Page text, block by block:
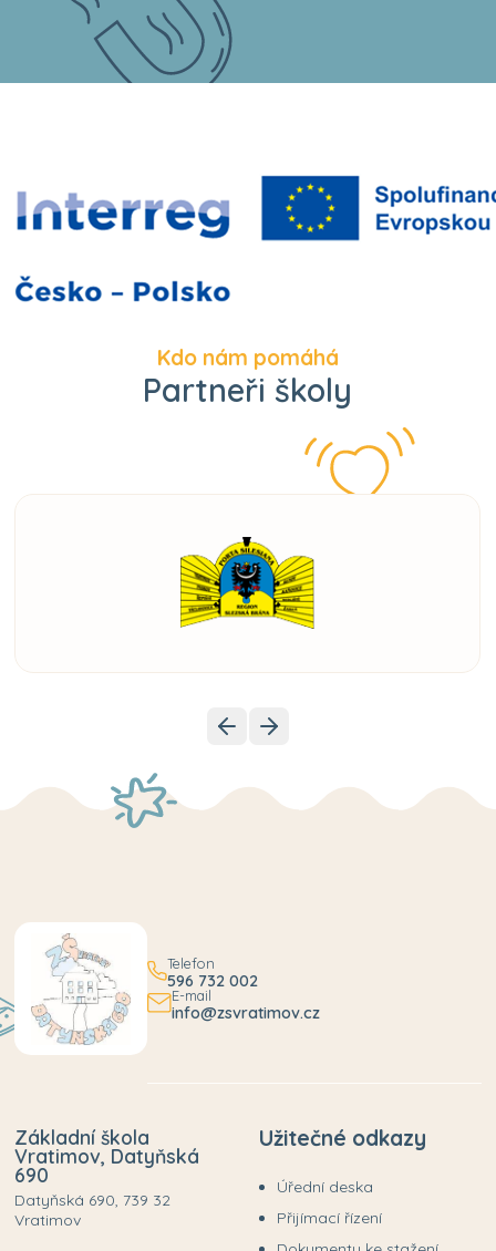
Kdo nám pomáhá
Partneři školy
Telefon
596 732 002
E-mail
info@zsvratimov.cz
Základní škola
Vratimov, Datyňská
690
Datyňská 690, 739 32
Vratimov
Užitečné odkazy
Úřední deska
Přijímací řízení